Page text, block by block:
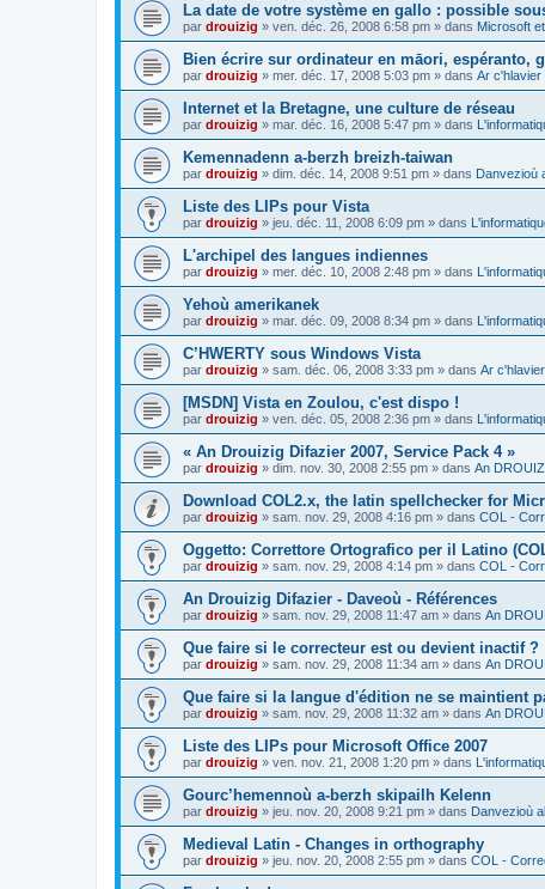
La date de votre système en gallo : possible
par drouizig » ven. déc. 26, 2008 6:58 pm » dans Microsoft
Bien écrire sur ordinateur en māori, espéranto,
par drouizig » mer. déc. 17, 2008 5:03 pm » dans Ar c'hlavier
Internet et la Bretagne, une culture de réseau
par drouizig » mar. déc. 16, 2008 5:47 pm » dans
Kemennadenn a-berzh breizh-taiwan
par drouizig » dim. déc. 14, 2008 9:51 pm » dans Danvezioù
Liste des LIPs pour Vista
par drouizig » jeu. déc. 11, 2008 6:09 pm » dans
L'archipel des langues indiennes
par drouizig » mer. déc. 10, 2008 2:48 pm » dans
Yehoù amerikanek
par drouizig » mar. déc. 09, 2008 8:34 pm » dans
C’HWERTY sous Windows Vista
par drouizig » sam. déc. 06, 2008 3:33 pm » dans Ar
[MSDN] Vista en Zoulou, c'est dispo !
par drouizig » ven. déc. 05, 2008 2:36 pm » dans
« An Drouizig Difazier 2007, Service Pack 4 »
par drouizig » dim. nov. 30, 2008 2:55 pm » dans An
Download COL2.x, the latin spellchecker for
par drouizig » sam. nov. 29, 2008 4:16 pm » dans COL -
Oggetto: Correttore Ortografico per il Latino
par drouizig » sam. nov. 29, 2008 4:14 pm » dans COL -
An Drouizig Difazier - Daveoù - Références
par drouizig » sam. nov. 29, 2008 11:47 am » dans An
Que faire si le correcteur est ou devient inactif ?
par drouizig » sam. nov. 29, 2008 11:34 am » dans An
Que faire si la langue d'édition ne se maintient
par drouizig » sam. nov. 29, 2008 11:32 am » dans An
Liste des LIPs pour Microsoft Office 2007
par drouizig » ven. nov. 21, 2008 1:20 pm » dans
Gourc’hemennoù a-berzh skipailh Kelenn
par drouizig » jeu. nov. 20, 2008 9:21 pm » dans Danvezioù
Medieval Latin - Changes in orthography
par drouizig » jeu. nov. 20, 2008 2:55 pm » dans COL -